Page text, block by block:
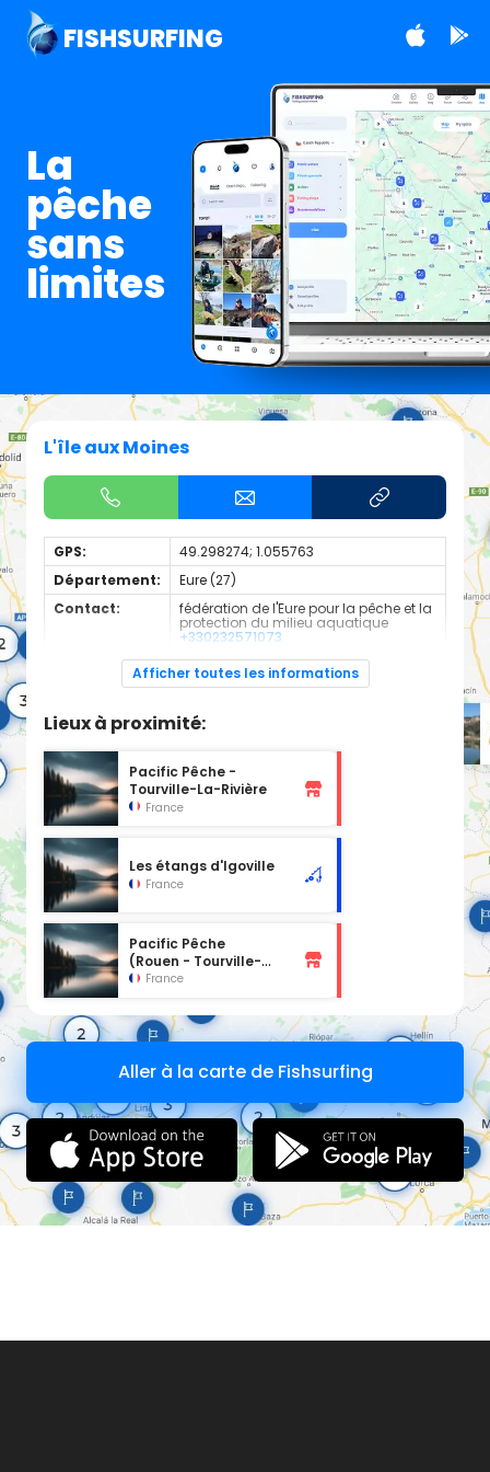
FISHSURFING
La
pêche
sans
limites
L'île aux Moines
GPS:
49.298274; 1.055763
Département:
Eure (27)
Contact:
fédération de l'Eure pour la pêche et la
protection du milieu aquatique
+330232571073
Espèces de
Carnassier, carpe, poisson blanc
PLAN D'EAU
BASSIN
Eure
RIVIÈRE
LA CARPE DE PONT DE L'ARCHE
COMMUNE
MARTOT
CATÉGORIE PISCICOLE
2eme
RÉCIPRICITÉ
OUI
PARCOURS SPÉCIALISÉ
OUI
SPÉCIALISATION
CARPE DE NUIT
OPTION PAYANTE
NON
NO-KILL
NON
SURFACE (ha)
5.4
Afficher toutes les informations
Lieux à proximité:
Pacific Pêche -
Tourville-La-Rivière
France
Les étangs d'Igoville
France
Pacific Pêche
(Rouen - Tourville-
La-Rivière)
France
Aller à la carte de Fishsurfing